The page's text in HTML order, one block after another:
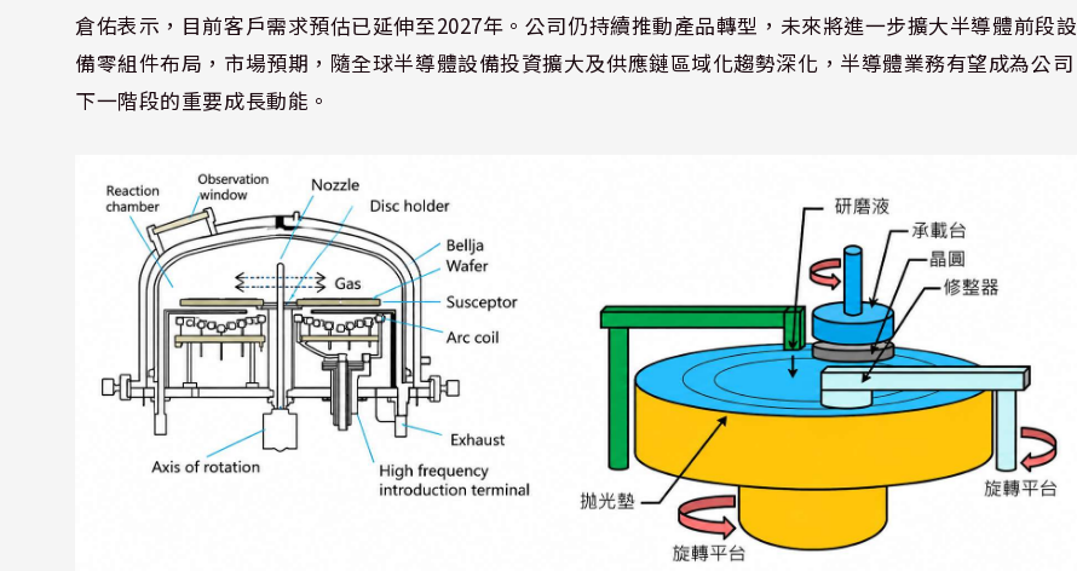
倉佑表示，目前客戶需求預估已延伸至2027年。公司仍持續推動產品轉型，未來將進一步擴大半導體前段設
備零組件布局，市場預期，隨全球半導體設備投資擴大及供應鏈區域化趨勢深化，半導體業務有望成為公司
下一階段的重要成長動能。